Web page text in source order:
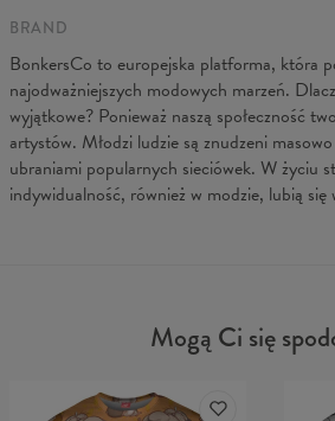
BRAND
BonkersCo to europejska platforma, która
najodważniejszych modowych marzeń.
wyjątkowe? Ponieważ naszą społeczność
artystów. Młodzi ludzie są znudzeni
ubraniami popularnych sieciówek. W życiu
indywidualność, również w modzie, lubią się
Mogą Ci się